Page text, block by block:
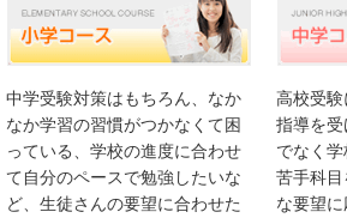
中学受験対策はもちろん、なか
なか学習の習慣がつかなくて困
っている、学校の進度に合わせ
て自分のペースで勉強したいな
ど、生徒さんの要望に合わせた
高校受
指導を
でなく学
苦手科目
な要望